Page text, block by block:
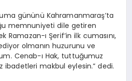
gününü Kahramanmaraş’ta
memnuniyeti dile getiren
Ramazan-ı Şerif’in ilk cumasını,
olmanın huzurunu ve
Cenab-ı Hak, tuttuğumuz
ibadetleri makbul eylesin.” dedi.